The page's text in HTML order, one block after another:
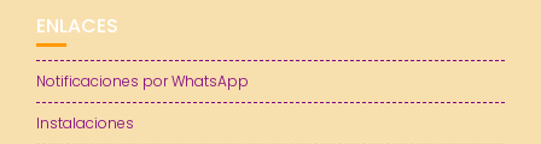
ENLACES
Notificaciones por WhatsApp
Instalaciones